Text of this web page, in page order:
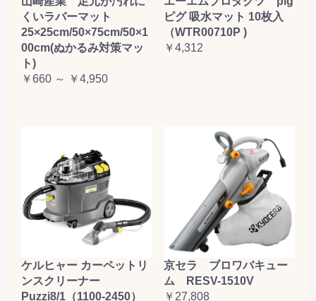
くいラバーマット
25×25cm/50×75cm/50×1
00cm(ぬかるみ対策マッ
ト)
￥660 ～ ￥4,950
ピグ 吸水マット 10枚入
（WTR00710P )
￥4,312
ケルヒャー カーペットリ
ンスクリーナー
Puzzi8/1（1100-2450）
京セラ ブロワバキュー
ム RESV-1510V
￥27,808